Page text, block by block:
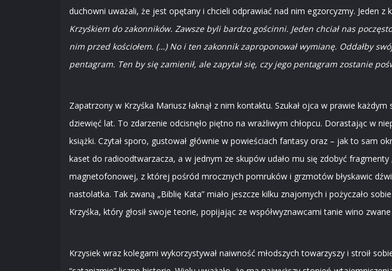
duchowni uważali, że jest opętany i chcieli odprawiać nad nim egzorcyzmy. Jeden z
Krzyśkiem do zakonników. Zawsze byli bardzo gościnni. Jeden chciał nas
nim przed kościołem. (…) No i ten zakonnik zaproponował wymianę. Oddałby
pentagram. Ten by się zamienił, ale zapytał się, czy jego pentagram zostanie
Zapatrzony w Krzyśka Mariusz łaknął z nim kontaktu. Szukał ojca w prawie
dziewięć lat. To zdarzenie odcisnęło piętno na wrażliwym chłopcu. Dorastając w
książki. Czytał sporo, gustował głównie w powieściach fantasy oraz – jak to sam
kaset do radioodtwarzacza, a w jednym ze skupów udało mu się zdobyć fragmenty
magnetofonowej, z której pośród mrocznych pomruków i grzmotów błyskawic
nastolatka. Tak zwaną „Biblię Kata” miało jeszcze kilku znajomych i pożyczało
Krzyśka, który głosił swoje teorie, popijając ze współwyznawcami tanie wino
Krzysiek wraz kolegami wykorzystywał naiwność młodszych towarzyszy i stroił